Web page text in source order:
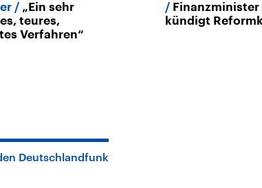
„Ein sehr
teures,
Verfahren“
Finanzminister
kündigt
Deutschlandfunk